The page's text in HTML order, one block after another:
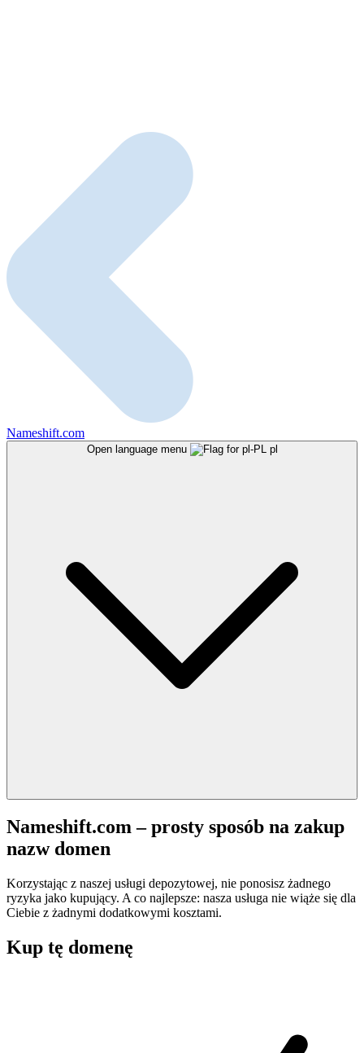
Nameshift.com
Open language menu pl
Nameshift.com – prosty sposób na zakup
nazw domen
Korzystając z naszej usługi depozytowej, nie ponosisz żadnego
ryzyka jako kupujący. A co najlepsze: nasza usługa nie wiąże się dla
Ciebie z żadnymi dodatkowymi kosztami.
Kup tę domenę